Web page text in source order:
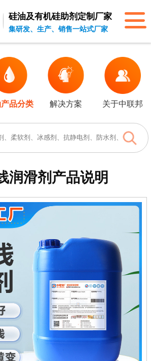
硅油及有机硅助剂 定制厂家
集研发、生产、销售一站式厂家
品分类 解决方案 关于中联邦
润滑剂 产品说明